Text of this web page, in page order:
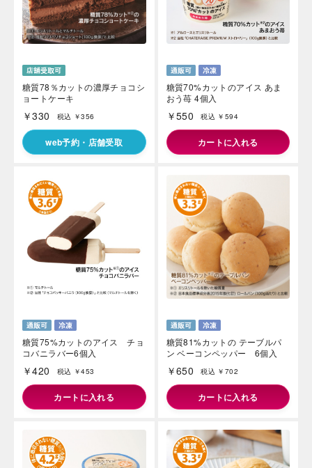
糖質78％カットの濃厚チョコシ
ョートケーキ
￥330 税込 ￥356
web予約・店舗受取
糖質70%カットのアイス あま
おう苺 4個入
￥550 税込 ￥594
カートに入れる
糖質75%カットのアイス チョ
コバニラバー6個入
￥420 税込 ￥453
カートに入れる
糖質81%カットの テーブルパ
ン ベーコンペッパー 6個入
￥650 税込 ￥702
カートに入れる
岳や末広がりを意味す
やつ時」という意味を込
雄大な八ヶ岳山麓の自
る、こだわりのスイー
さい。
Thailand
Vietnam